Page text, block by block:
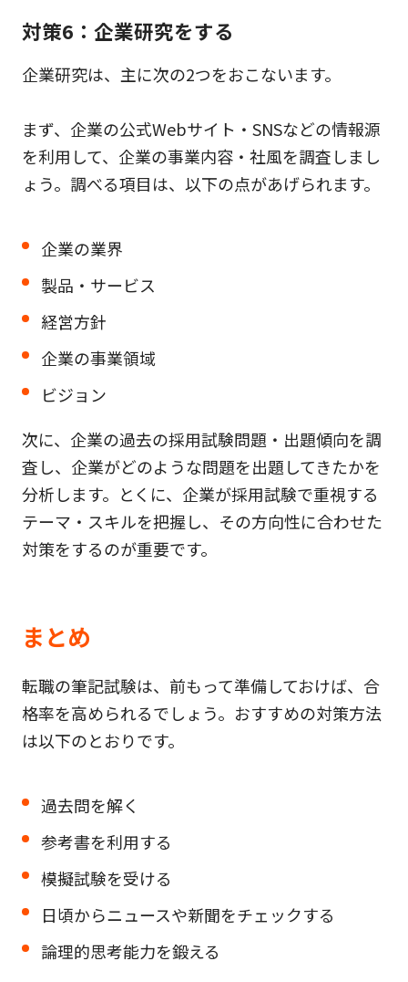
対策6：企業研究をする
企業研究は、主に次の2つをおこないます。
まず、企業の公式Webサイト・SNSなどの情報源
を利用して、企業の事業内容・社風を調査しまし
ょう。調べる項目は、以下の点があげられます。
企業の業界
製品・サービス
経営方針
企業の事業領域
ビジョン
次に、企業の過去の採用試験問題・出題傾向を調
査し、企業がどのような問題を出題してきたかを
分析します。とくに、企業が採用試験で重視する
テーマ・スキルを把握し、その方向性に合わせた
対策をするのが重要です。
まとめ
転職の筆記試験は、前もって準備しておけば、合
格率を高められるでしょう。おすすめの対策方法
は以下のとおりです。
過去問を解く
参考書を利用する
模擬試験を受ける
日頃からニュースや新聞をチェックする
論理的思考能力を鍛える